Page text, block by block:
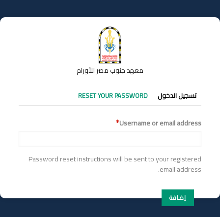
إلى
المحتوى
معهد جنوب مصر للأورام
التبويبات
الأساسية
تسجيل الدخول RESET YOUR PASSWORD
Username or email address
Password reset instructions will be sent to your registered
email address.